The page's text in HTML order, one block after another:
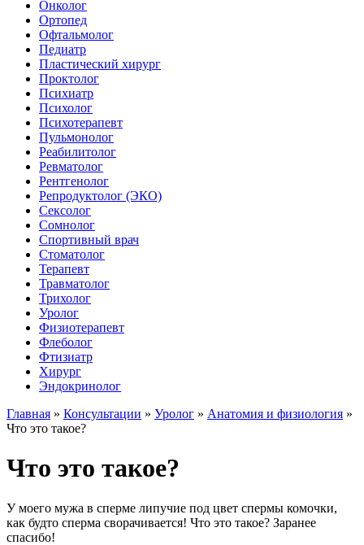
Онколог
Ортопед
Офтальмолог
Педиатр
Пластический хирург
Проктолог
Психиатр
Психолог
Психотерапевт
Пульмонолог
Реабилитолог
Ревматолог
Рентгенолог
Репродуктолог (ЭКО)
Сексолог
Сомнолог
Спортивный врач
Стоматолог
Терапевт
Травматолог
Трихолог
Уролог
Физиотерапевт
Флеболог
Фтизиатр
Хирург
Эндокринолог
Главная » Консультации » Уролог » Анатомия и физиология »
Что это такое?
Что это такое?
У моего мужа в сперме липучие под цвет спермы комочки,
как будто сперма сворачивается! Что это такое? Заранее
спасибо!